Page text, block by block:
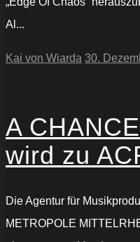
Al...
Kai von Wiarda 30.
A
wird zu
Die Agentur für
METROPOLE